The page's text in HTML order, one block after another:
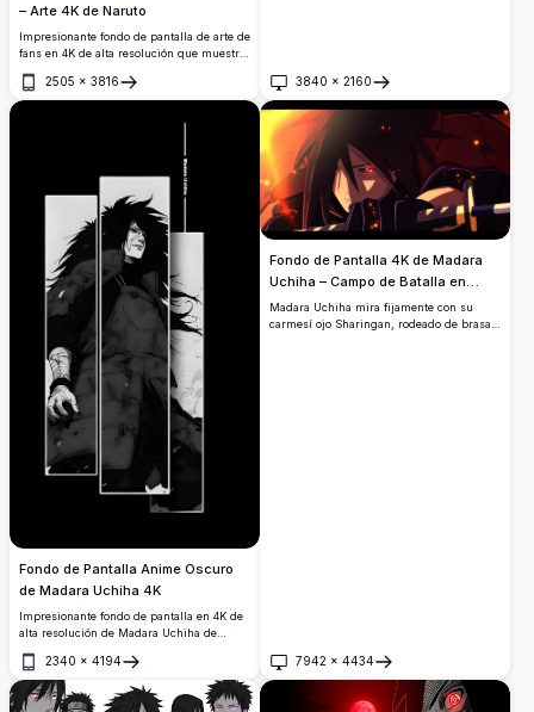
– Arte 4K de Naruto
Impresionante fondo de pantalla de arte de
fans en 4K de alta resolución que muestra
Uchiha de Naruto, con los icónicos ojos
Sharingan, efectos de chakra de
2505 × 3816
Abrir
3840 × 2160
Abrir
Fondo de Pantalla Anime Oscuro
de Madara Uchiha 4K
Impresionante fondo de pantalla en 4K de
alta resolución de Madara Uchiha de
Naruto Shippuden. Un dramático diseño
de paneles en blanco y negro estilo manga
que muestra al legendario líder del clan
Uchiha en una poderosa pose de batalla.
2340 × 4194
Abrir
Fondo de Pantalla 4K de Madara
Uchiha – Campo de Batalla en
Llamas
Madara Uchiha mira fijamente con su
carmesí ojo Sharingan, rodeado de brasas
7942 × 4434
Abrir